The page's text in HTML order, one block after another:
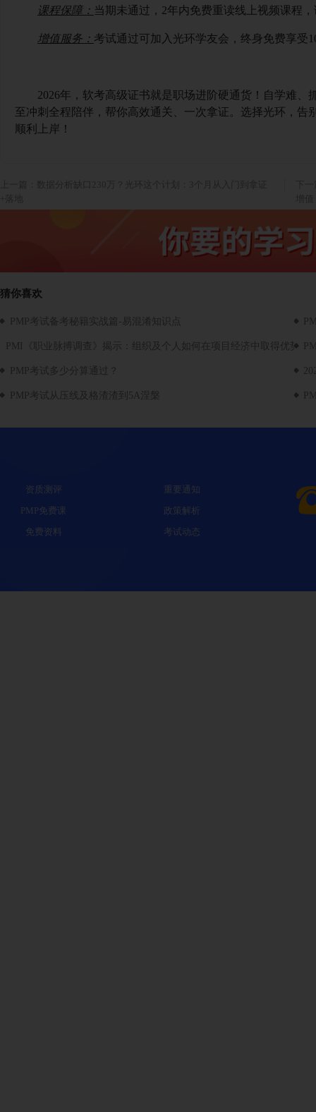
课程保障： 当期未通过， 2年内免费重读线上视频课程
增值服务： 考试通过可加入光环学友会，终身免费享受
2026年，软考高级证书就是职场进阶硬通货！自学难
至冲刺全程陪伴，帮你高效通关、一次拿证。选择光环，
顺利上岸！
猜你喜欢
PMP考试备考秘籍实战篇-易混淆知识点
PMI《职业脉搏调查》揭示：组织及个人如何在项目经济中取得优势
PMP考试多少分算通过？
PMP考试从压线及格渣渣到5A涅槃
资质测评
PMP免费课
免费资料
重要通知
政策解析
考试动态